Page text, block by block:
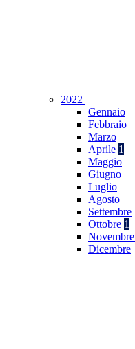
2022
Gennaio
Febbraio
Marzo
Aprile 1
Maggio
Giugno
Luglio
Agosto
Settembre
Ottobre 1
Novembre
Dicembre